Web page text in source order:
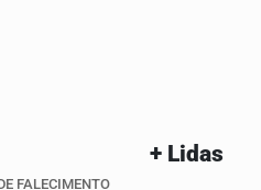
+ Lidas
FALECIMENTO